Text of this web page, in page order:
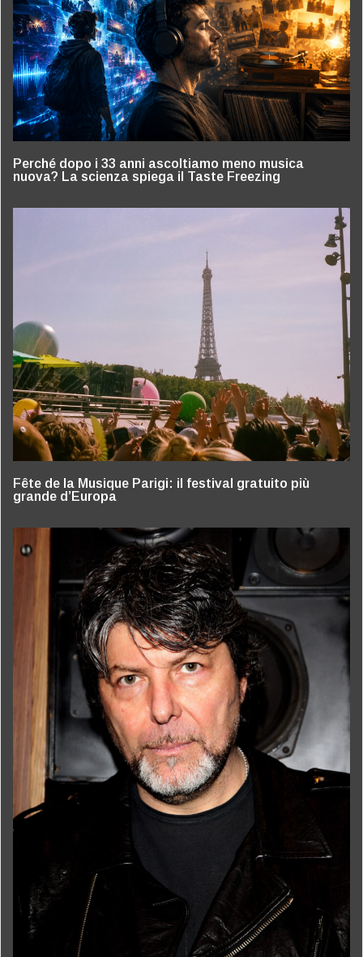
Perché dopo i 33 anni ascoltiamo meno musica
nuova? La scienza spiega il Taste Freezing
Fête de la Musique Parigi: il festival gratuito più
grande d’Europa